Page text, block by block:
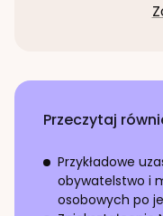
Przeczytaj
Przykładowe
obywatelstwo i
osobowych po